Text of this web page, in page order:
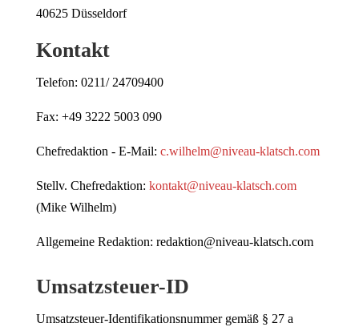
40625 Düsseldorf
Kontakt
Telefon: 0211/ 24709400
Fax: +49 3222 5003 090
Chefredaktion - E-Mail: c.wilhelm@niveau-klatsch.com
Stellv. Chefredaktion: kontakt@niveau-klatsch.com
(Mike Wilhelm)
Allgemeine Redaktion: redaktion@niveau-klatsch.com
Umsatzsteuer-ID
Umsatzsteuer-Identifikationsnummer gemäß § 27 a